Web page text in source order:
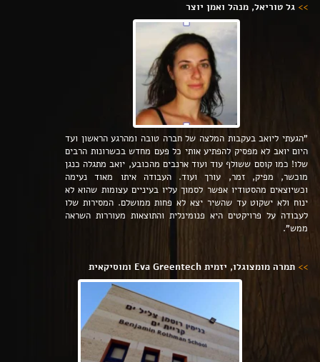
>> גל טוריאל, מנהל ואמן יוצר
"הגעתי ליואב בעקבות המלצה של חברה טובה ומהרגע הראשון ועד
היום יואב לא מפסיק להפתיע אותי כל פעם מחדש בכשרונות הרבים
שלו! כמו קוסם ששולף עוד ועוד ארנבים מהכובע, יואב מתגלה כנגן
מוכשר, מפיק, זמר, עורך ועוד. העבודה איתו מאוד נעימה
וכשיוצאים מהסטודיו אפשר לסמוך עליו בעיניים עצומות שהוא לא
ינוח ולא ישקוט עד שהשיר יצא לא פחות ממושלם. המסירות שלו
לעבודה על פרויקטים היא פנומינלית והתוצאות מעוררות השראה
ממש".
>> תמרה מומצוגלו, יזמית Eva Greentech ומוסיקאית